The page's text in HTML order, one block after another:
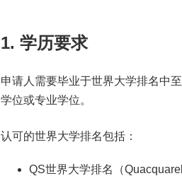
1. 学历要求
申请人需要毕业于世界大学排名中
学位或专业学位。
认可的世界大学排名包括：
QS世界大学排名（